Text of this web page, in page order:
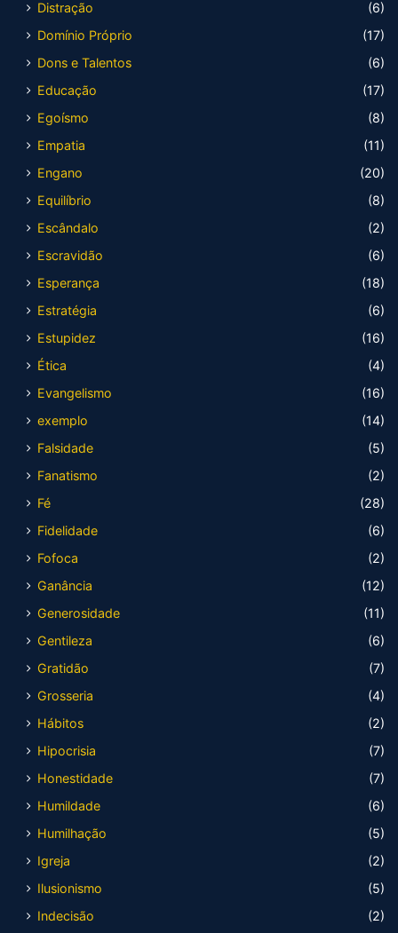
Distração
(6)
Domínio Próprio
(17)
Dons e Talentos
(6)
Educação
(17)
Egoísmo
(8)
Empatia
(11)
Engano
(20)
Equilíbrio
(8)
Escândalo
(2)
Escravidão
(6)
Esperança
(18)
Estratégia
(6)
Estupidez
(16)
Ética
(4)
Evangelismo
(16)
exemplo
(14)
Falsidade
(5)
Fanatismo
(2)
Fé
(28)
Fidelidade
(6)
Fofoca
(2)
Ganância
(12)
Generosidade
(11)
Gentileza
(6)
Gratidão
(7)
Grosseria
(4)
Hábitos
(2)
Hipocrisia
(7)
Honestidade
(7)
Humildade
(6)
Humilhação
(5)
Igreja
(2)
Ilusionismo
(5)
Indecisão
(2)